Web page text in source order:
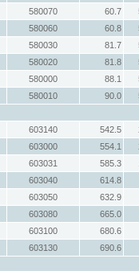
580070 60.7
580060 60.8
580030 81.7
580020 81.8
580000 88.1
580010 90.0
603140 542.5
603000 554.1
603031 585.3
603040
614.8
603050
632.9
603080
665.0
603100
680.6
603130
690.6